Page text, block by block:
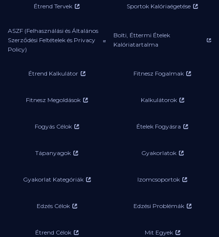
Étrend Tervek Sportok Kalóriaégetése
ASZF (Felhasználási és Általános
Szerződési Feltételek és Privacy
Policy)
Bolti, Éttermi Ételek
Kalóriatartalma
Étrend Kalkulátor Fitnesz Fogalmak
Fitnesz Megoldások Kalkulátorok
Fogyás Célok Ételek Fogyásra
Tápanyagok Gyakorlatok
Gyakorlat Kategóriák Izomcsoportok
Edzés Célok Edzési Problémák
Étrend Célok Mit Egyek